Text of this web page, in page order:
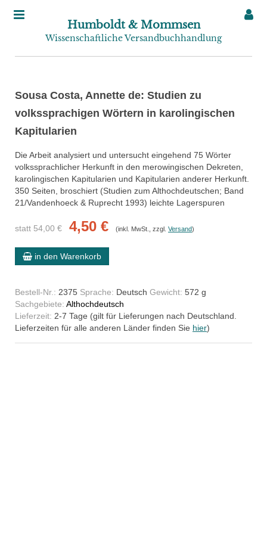
Humboldt & Mommsen
Wissenschaftliche Versandbuchhandlung
Sousa Costa, Annette de: Studien zu
volkssprachigen Wörtern in karolingischen
Kapitularien
Die Arbeit analysiert und untersucht eingehend 75 Wörter
volkssprachlicher Herkunft in den merowingischen Dekreten,
karolingischen Kapitularien und Kapitularien anderer Herkunft.
350 Seiten, broschiert (Studien zum Althochdeutschen; Band
21/Vandenhoeck & Ruprecht 1993) leichte Lagerspuren
statt 54,00 € 4,50 € (inkl. MwSt., zzgl. Versand)
in den Warenkorb
Bestell-Nr.: 2375 Sprache: Deutsch Gewicht: 572 g
Sachgebiete: Althochdeutsch
Lieferzeit: 2-7 Tage (gilt für Lieferungen nach Deutschland.
Lieferzeiten für alle anderen Länder finden Sie hier)